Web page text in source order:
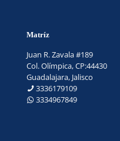
Matríz
Juan R. Zavala #189
Col. Olímpica, CP:44430
Guadalajara, Jalisco
3336179109
3334967849